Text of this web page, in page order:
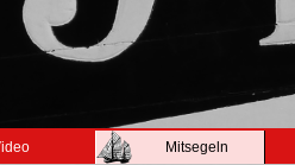
Mitsegeln